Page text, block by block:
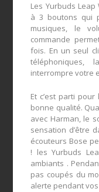
Les Yurbuds
à 3 boutons qui
musiques, le
commande
fois. En un seul
interrompre votre
Et c’est parti pour
bonne qualité.
avec Harman, le
sensation d’être
écouteurs Bose
! les Yurbuds
ambiants .
pas coupés du
alerte pendant